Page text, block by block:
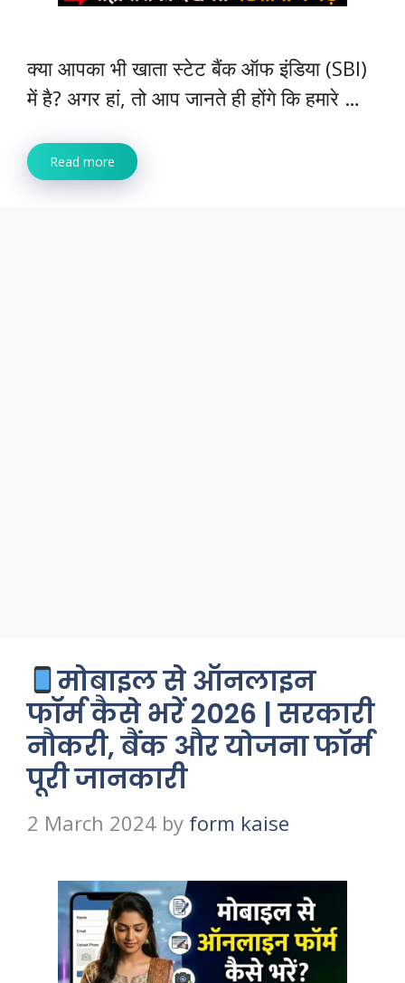
क्या आपका भी खाता स्टेट बैंक ऑफ इंडिया (SBI)
में है? अगर हां, तो आप जानते ही होंगे कि हमारे …
Read more
मोबाइल से ऑनलाइन
फॉर्म कैसे भरें 2026 | सरकारी
नौकरी, बैंक और योजना फॉर्म
पूरी जानकारी
2 March 2024 by form kaise